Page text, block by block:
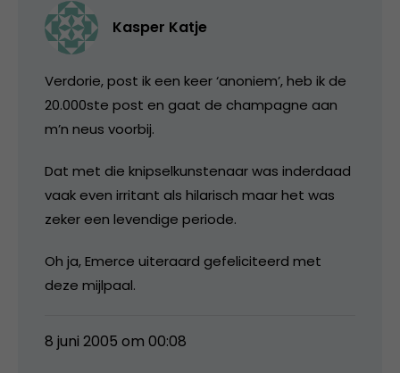
Kasper Katje
Verdorie, post ik een keer ‘anoniem’, heb ik de
20.000ste post en gaat de champagne aan
m’n neus voorbij.
Dat met die knipselkunstenaar was inderdaad
vaak even irritant als hilarisch maar het was
zeker een levendige periode.
Oh ja, Emerce uiteraard gefeliciteerd met
deze mijlpaal.
8 juni 2005 om 00:08